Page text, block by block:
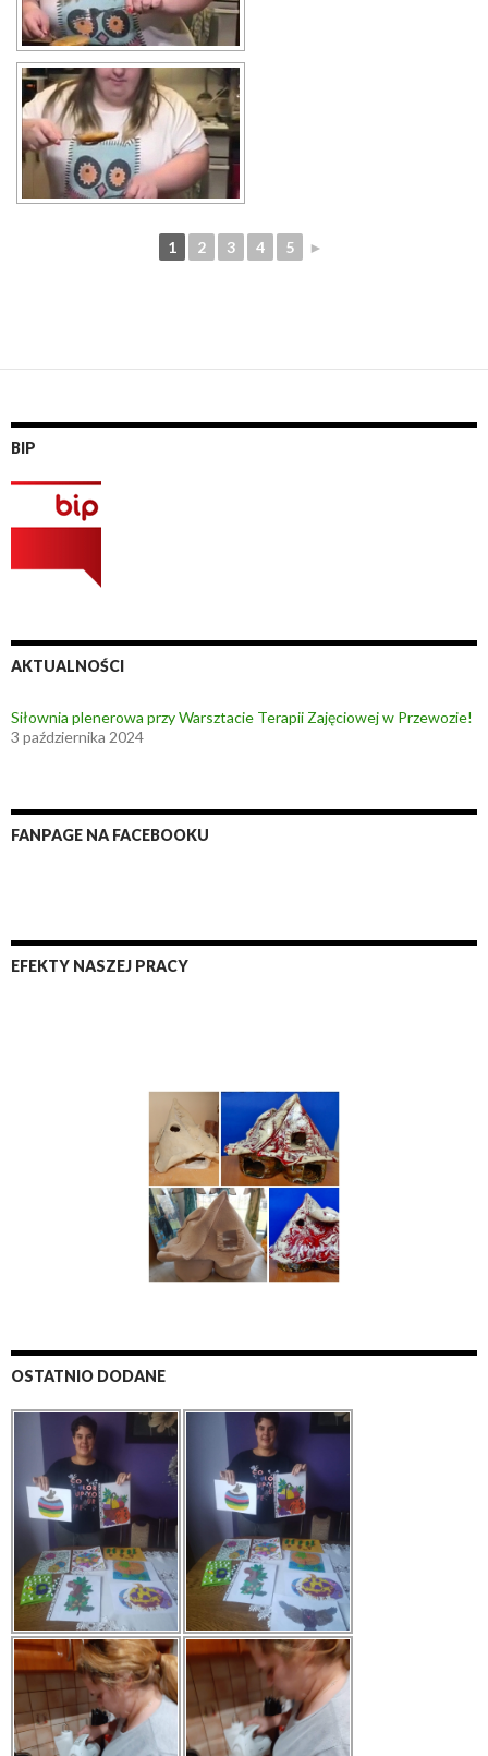
1 2 3 4 5 ►
BIP
AKTUALNOŚCI
Siłownia plenerowa przy Warsztacie Terapii Zajęciowej w Przewozie!
3 października 2024
FANPAGE NA FACEBOOKU
EFEKTY NASZEJ PRACY
OSTATNIO DODANE